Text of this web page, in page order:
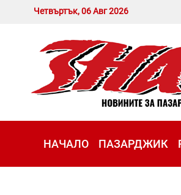
Четвъртък, 06 Авг 2026
НАЧАЛО ПАЗАРДЖИК